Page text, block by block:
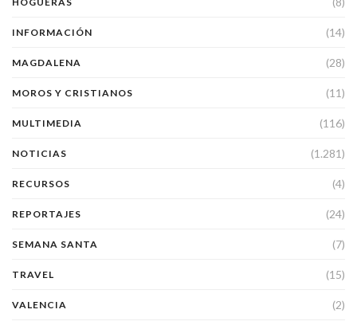
INFORMACIÓN (14)
MAGDALENA (28)
MOROS Y CRISTIANOS (11)
MULTIMEDIA (116)
NOTICIAS (1.281)
RECURSOS (4)
REPORTAJES (24)
SEMANA SANTA (7)
TRAVEL (15)
VALENCIA (2)